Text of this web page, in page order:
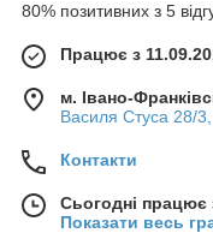
80% позитивних з 5
Працює з
м. Івано-
Василя Стуса 28/3,
Контакти
Сьогодні працює
Показати весь